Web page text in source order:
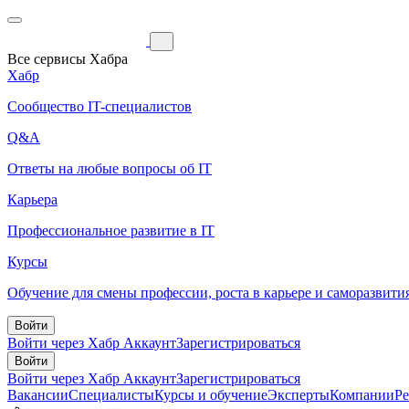
Все сервисы Хабра
Хабр
Сообщество IT-специалистов
Q&A
Ответы на любые вопросы об IT
Карьера
Профессиональное развитие в IT
Курсы
Обучение для смены профессии, роста в карьере и
Войти
Войти через Хабр АккаунтЗарегистрироваться
Войти
Войти через Хабр АккаунтЗарегистрироваться
ВакансииСпециалистыКурсы и обучениеЭкспертыКомпании